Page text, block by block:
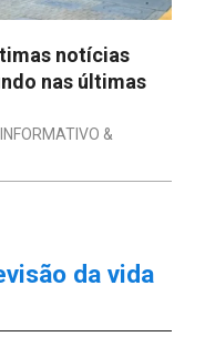
notícias
nas últimas
INFORMATIVO &
da vida